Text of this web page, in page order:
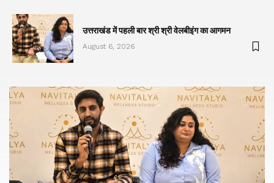
उत्तराखंड में पहली बार श्री श्री वेलबीइंग का आगमन
August 6, 2026